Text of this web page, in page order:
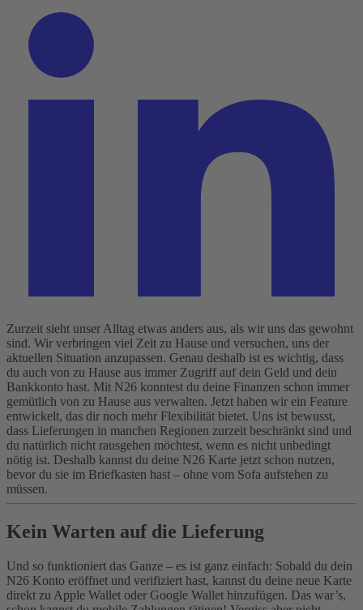
Zurzeit sieht unser Alltag etwas anders aus, als wir uns das gewohnt
sind. Wir verbringen viel Zeit zu Hause und versuchen, uns der
aktuellen Situation anzupassen. Genau deshalb ist es wichtig, dass
du auch von zu Hause aus immer Zugriff auf dein Geld und dein
Bankkonto hast. Mit N26 konntest du deine Finanzen schon immer
gemütlich von zu Hause aus verwalten. Jetzt haben wir ein Feature
entwickelt, das dir noch mehr Flexibilität bietet. Uns ist bewusst,
dass Lieferungen in manchen Regionen zurzeit beschränkt sind und
du natürlich nicht rausgehen möchtest, wenn es nicht unbedingt
nötig ist. Deshalb kannst du deine N26 Karte jetzt schon nutzen,
bevor du sie im Briefkasten hast – ohne vom Sofa aufstehen zu
müssen.
Kein Warten auf die Lieferung
Und so funktioniert das Ganze – es ist ganz einfach: Sobald du dein
N26 Konto eröffnet und verifiziert hast, kannst du deine neue Karte
direkt zu Apple Wallet oder Google Wallet hinzufügen. Das war’s,